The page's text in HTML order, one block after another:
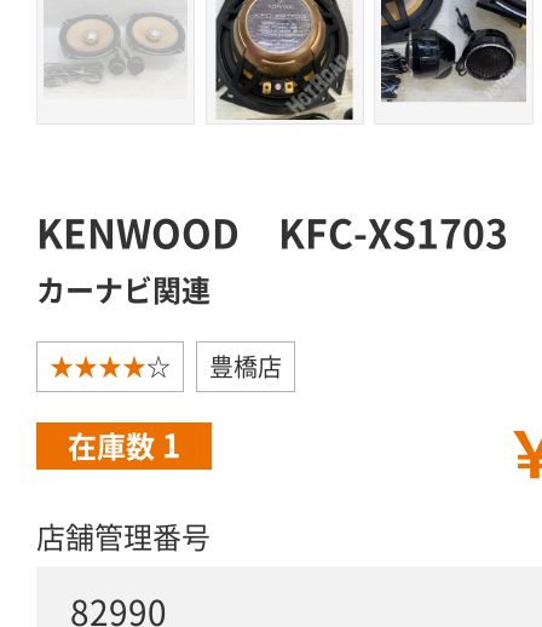
KENWOOD KFC-XS1703
カーナビ関連
★★★★☆ 豊橋店
在庫数 1
店舗管理番号
82990